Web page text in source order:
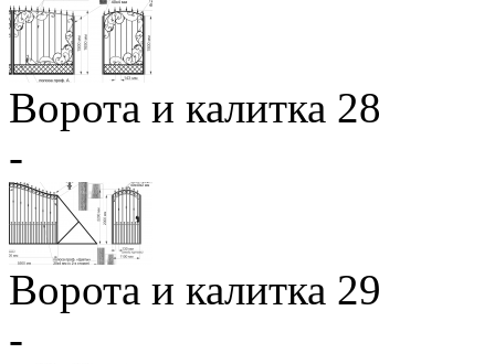
Ворота и калитка 28
-
Ворота и калитка 29
-